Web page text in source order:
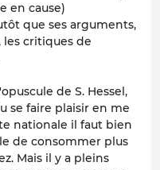
en cause)
que ses arguments,
les critiques de
de S. Hessel,
se faire plaisir en me
nationale il faut bien
de consommer plus
Mais il y a pleins